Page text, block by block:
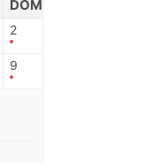
DOM
2
9